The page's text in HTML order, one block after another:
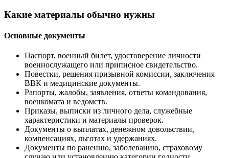
Какие материалы обычно нужны
Основные документы
Паспорт, военный билет, удостоверение личности
военнослужащего или приписное свидетельство.
Повестки, решения призывной комиссии, заключения
ВВК и медицинские документы.
Рапорты, жалобы, заявления, ответы командования,
военкомата и ведомств.
Приказы, выписки из личного дела, служебные
характеристики и материалы проверок.
Документы о выплатах, денежном довольствии,
компенсациях, льготах и удержаниях.
Документы по ранению, заболеванию, страховому